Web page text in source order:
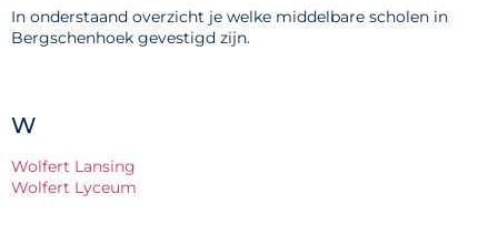
In onderstaand overzicht je welke middelbare scholen in
Bergschenhoek gevestigd zijn.
W
Wolfert Lansing
Wolfert Lyceum